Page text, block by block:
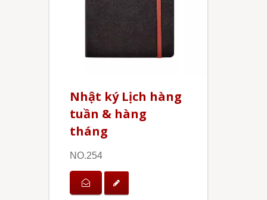
Nhật ký Lịch hàng
tuần & hàng
tháng
NO.254